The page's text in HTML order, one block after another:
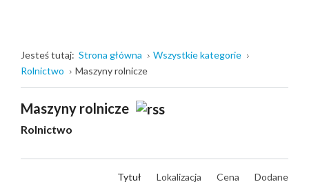
Jesteś tutaj: Strona główna
Wszystkie kategorie
Rolnictwo
Maszyny rolnicze
Maszyny rolnicze
Rolnictwo
Tytuł Lokalizacja Cena Dodane